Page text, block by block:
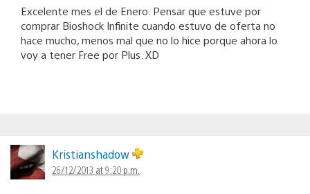
Excelente mes el de Enero. Pensar que estuve por
comprar Bioshock Infinite cuando estuvo de oferta no
hace mucho, menos mal que no lo hice porque ahora lo
voy a tener Free por Plus. XD
Kristianshadow
26/12/2013 at 9:20 p.m.